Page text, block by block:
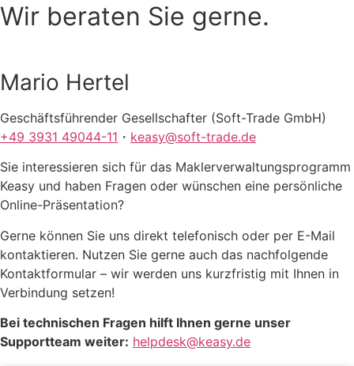
Wir beraten Sie gerne.
Mario Hertel
Geschäftsführender Gesellschafter (Soft-Trade GmbH)
+49 3931 49044-11 ・ keasy@soft-trade.de
Sie interessieren sich für das Maklerverwaltungsprogramm
Keasy und haben Fragen oder wünschen eine persönliche
Online-Präsentation?
Gerne können Sie uns direkt telefonisch oder per E-Mail
kontaktieren. Nutzen Sie gerne auch das nachfolgende
Kontaktformular – wir werden uns kurzfristig mit Ihnen in
Verbindung setzen!
Bei technischen Fragen hilft Ihnen gerne unser
Supportteam weiter: helpdesk@keasy.de